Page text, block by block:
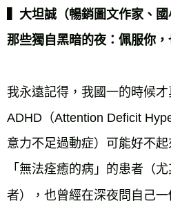
▍大坦誠（暢銷圖文作家、國
那些獨自黑暗的夜：佩服你
我永遠記得，我國一的時候
ADHD（Attention Deficit
意力不足過動症）可能好不
「無法痊癒的病」的患者（
者），也曾經在深夜問自己